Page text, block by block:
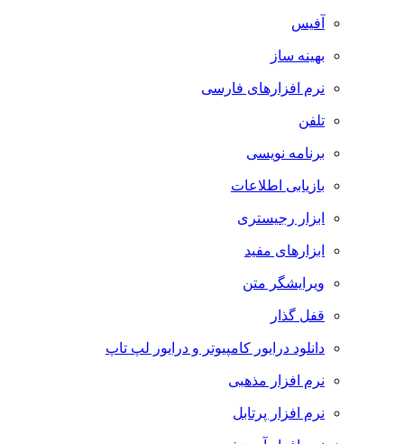
آفیس
بهینه ساز
نرم افزارهای فارسی
تلفن
برنامه نویسی
بازیابی اطلاعات
ابزار رجیستری
ابزارهای مفید
ویرایشگر متن
قفل گذار
دانلود درایور کامپیوتر و درایور لپ تاپ
نرم افزار مذهبی
نرم افزار پرتابل